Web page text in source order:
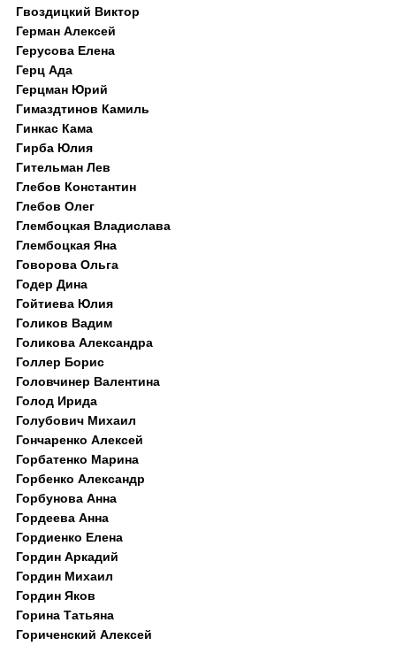
Гвоздицкий Виктор
Герман Алексей
Герусова Елена
Герц Ада
Герцман Юрий
Гимаздтинов Камиль
Гинкас Кама
Гирба Юлия
Гительман Лев
Глебов Константин
Глебов Олег
Глембоцкая Владислава
Глембоцкая Яна
Говорова Ольга
Годер Дина
Гойтиева Юлия
Голиков Вадим
Голикова Александра
Голлер Борис
Головчинер Валентина
Голод Ирида
Голубович Михаил
Гончаренко Алексей
Горбатенко Марина
Горбенко Александр
Горбунова Анна
Гордеева Анна
Гордиенко Елена
Гордин Аркадий
Гордин Михаил
Гордин Яков
Горина Татьяна
Гориченский Алексей